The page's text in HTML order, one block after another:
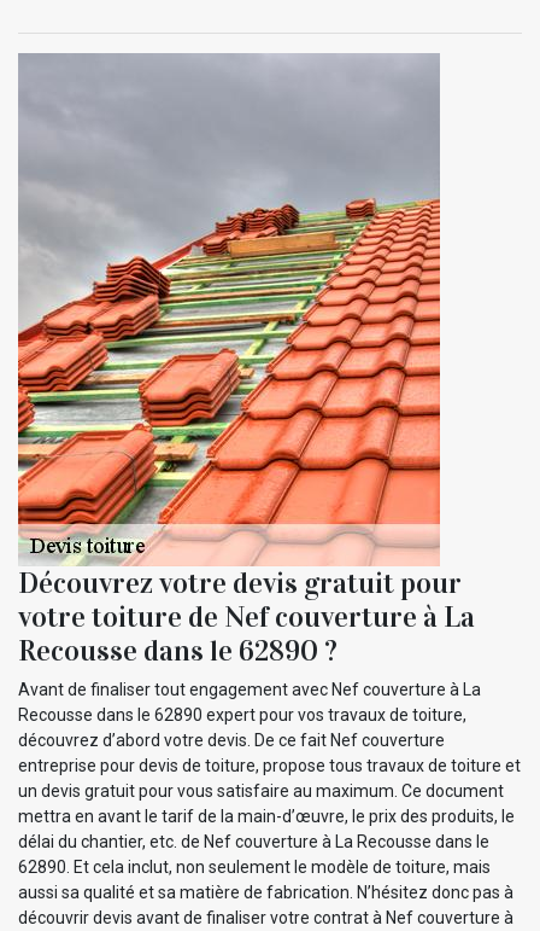
Découvrez votre devis gratuit pour
votre toiture de Nef couverture à La
Recousse dans le 62890 ?
Avant de finaliser tout engagement avec Nef couverture à La
Recousse dans le 62890 expert pour vos travaux de toiture,
découvrez d’abord votre devis. De ce fait Nef couverture
entreprise pour devis de toiture, propose tous travaux de toiture et
un devis gratuit pour vous satisfaire au maximum. Ce document
mettra en avant le tarif de la main-d’œuvre, le prix des produits, le
délai du chantier, etc. de Nef couverture à La Recousse dans le
62890. Et cela inclut, non seulement le modèle de toiture, mais
aussi sa qualité et sa matière de fabrication. N’hésitez donc pas à
découvrir devis avant de finaliser votre contrat à Nef couverture à